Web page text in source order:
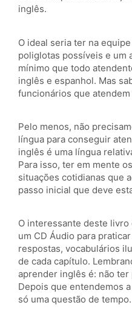
inglês.
O ideal seria ter na
poliglotas possíveis e um
mínimo que todo
inglês e espanhol. Mas
funcionários que
Pelo menos, não
língua para conseguir
inglês é uma língua
Para isso, ter em mente
situações cotidianas que
passo inicial que deve
O interessante deste livro
um CD Áudio para
respostas, vocabulários
de cada capítulo.
aprender inglês é: não
Depois que entendemos
só uma questão de tempo.